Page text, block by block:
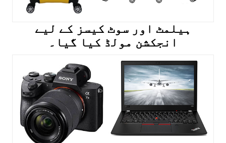
ہیلمٹ اور سوٹ کیسز کے لیے
انجکشن مولڈ کیا گیا۔